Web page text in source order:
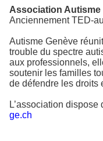
Association Autisme
Anciennement TED-
Autisme Genève
trouble du spectre
aux professionnels,
soutenir les familles
de défendre les droits
L’association dispose
ge.ch